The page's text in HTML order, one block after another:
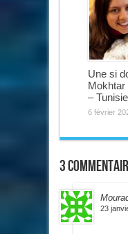
Une si
Mokhtar
– Tunisie
6 février
3
23